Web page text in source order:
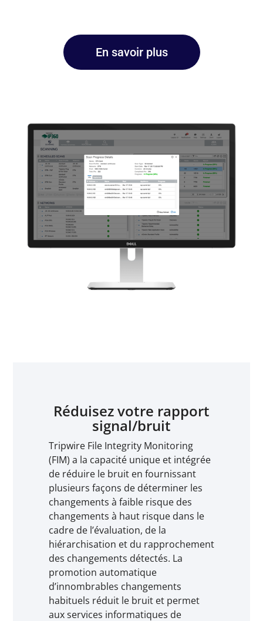
En savoir plus
Réduisez votre rapport
signal/bruit
Tripwire File Integrity Monitoring
(FIM) a la capacité unique et intégrée
de réduire le bruit en fournissant
plusieurs façons de déterminer les
changements à faible risque des
changements à haut risque dans le
cadre de l’évaluation, de la
hiérarchisation et du rapprochement
des changements détectés. La
promotion automatique
d’innombrables changements
habituels réduit le bruit et permet
aux services informatiques de